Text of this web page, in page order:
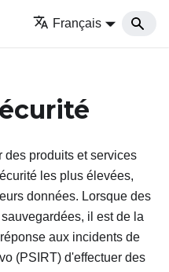
Français
des produits et services
les plus élevées,
données. Lorsque des
il est de la
aux incidents de
(PSIRT) d'effectuer des